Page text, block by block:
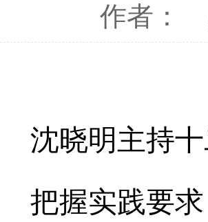
作者：
沈晓明主持
把握实践要